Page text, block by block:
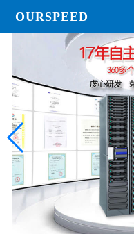
OURSPEED